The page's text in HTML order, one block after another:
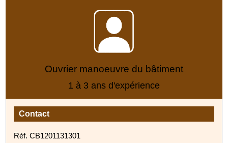
Ouvrier manoeuvre du bâtiment
1 à 3 ans d'expérience
Contact
Réf. CB1201131301